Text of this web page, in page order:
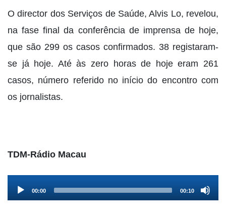
O director dos Serviços de Saúde, Alvis Lo, revelou,
na fase final da conferência de imprensa de hoje,
que são 299 os casos confirmados. 38 registaram-
se já hoje. Até às zero horas de hoje eram 261
casos, número referido no início do encontro com
os jornalistas.
TDM-Rádio Macau
Player
00:00 00:10